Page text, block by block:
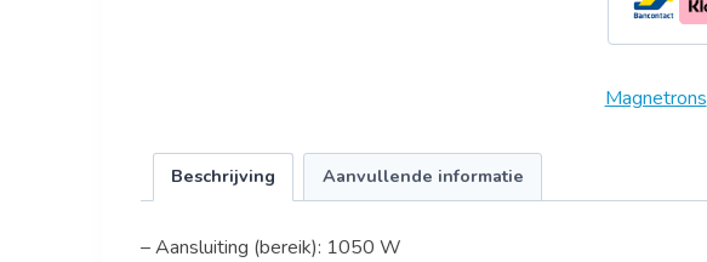
Magnetrons
Beschrijving Aanvullende informatie
– Aansluiting (bereik): 1050 W